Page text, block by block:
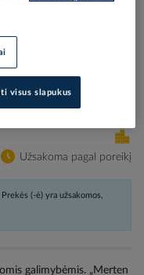
norėdami pamatyti kainas
Užsakoma pagal poreikį
(-ė) yra užsakomos,
galimybėmis. „Merten
visus slapukus